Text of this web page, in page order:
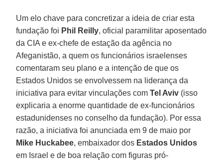
Um elo chave para concretizar a ideia de criar esta
fundação foi Phil Reilly, oficial paramilitar aposentado
da CIA e ex-chefe de estação da agência no
Afeganistão, a quem os funcionários israelenses
comentaram seu plano e a intenção de que os
Estados Unidos se envolvessem na liderança da
iniciativa para evitar vinculações comTel Aviv (isso
explicaria a enorme quantidade de ex-funcionários
estadunidenses no conselho da fundação). Por essa
razão, a iniciativa foi anunciada em 9 de maio por
Mike Huckabee, embaixador dos Estados Unidos
em Israel e de boa relação com figuras pró-